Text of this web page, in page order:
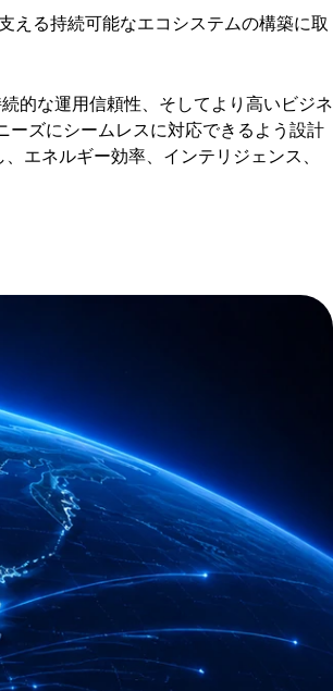
える持続可能なエコシステムの構築に取
的な運用信頼性、そしてより高いビジネ
ーズにシームレスに対応できるよう設計
エネルギー効率、インテリジェンス、